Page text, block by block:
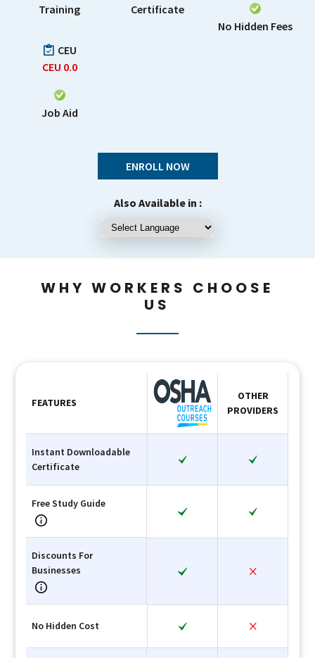
Training
Certificate
No Hidden Fees
CEU
CEU 0.0
Job Aid
ENROLL NOW
Also Available in :
WHY WORKERS CHOOSE
US
FEATURES
OTHER
PROVIDERS
Instant Downloadable
Certificate
Free Study Guide
Discounts For
Businesses
No Hidden Cost